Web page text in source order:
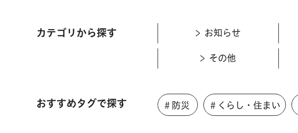
カテゴリから探す お知らせ
その他
おすすめタグで探す ＃防災 ＃くらし・住まい